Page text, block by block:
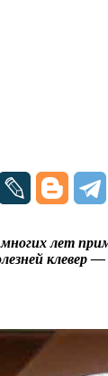
лет
клевер